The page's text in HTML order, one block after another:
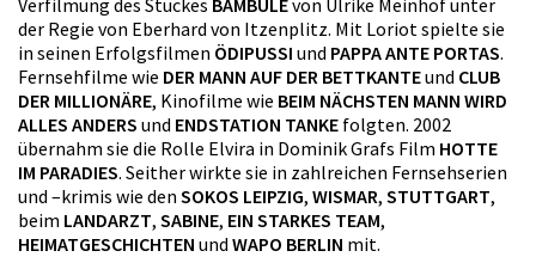
der Regie von Eberhard von Itzenplitz. Mit Loriot spielte sie
in seinen Erfolgsfilmen ÖDIPUSSI und PAPPA ANTE PORTAS.
Fernsehfilme wie DER MANN AUF DER BETTKANTEund CLUB
DER MILLIONÄRE, Kinofilme wie BEIM NÄCHSTEN MANN WIRD
ALLES ANDERS und ENDSTATION TANKE folgten. 2002
übernahm sie die Rolle Elvira in Dominik Grafs Film HOTTE
IM PARADIES. Seither wirkte sie in zahlreichen Fernsehserien
und –krimis wie den SOKOS LEIPZIG, WISMAR, STUTTGART,
beim LANDARZT, SABINE, EIN STARKES TEAM,
HEIMATGESCHICHTEN und WAPO BERLIN mit.